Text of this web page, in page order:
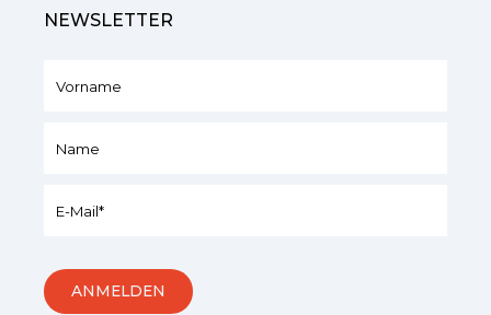
NEWSLETTER